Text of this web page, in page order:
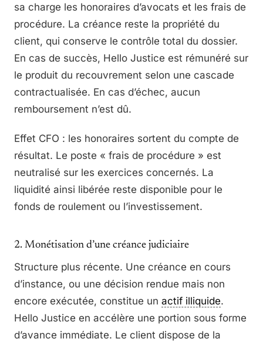
sa charge les honoraires d’avocats et les frais de
procédure. La créance reste la propriété du
client, qui conserve le contrôle total du dossier.
En cas de succès, Hello Justice est rémunéré sur
le produit du recouvrement selon une cascade
contractualisée. En cas d’échec, aucun
remboursement n’est dû.
Effet CFO : les honoraires sortent du compte de
résultat. Le poste « frais de procédure » est
neutralisé sur les exercices concernés. La
liquidité ainsi libérée reste disponible pour le
fonds de roulement ou l’investissement.
2. Monétisation d’une créance judiciaire
Structure plus récente. Une créance en cours
d’instance, ou une décision rendue mais non
encore exécutée, constitue un actif illiquide.
Hello Justice en accélère une portion sous forme
d’avance immédiate. Le client dispose de la